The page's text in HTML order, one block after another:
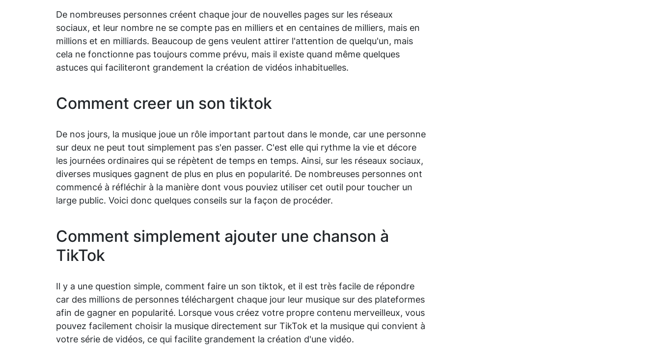
De nombreuses personnes créent chaque jour de nouvelles pages sur les réseaux
sociaux, et leur nombre ne se compte pas en milliers et en centaines de milliers, mais en
millions et en milliards. Beaucoup de gens veulent attirer l'attention de quelqu'un, mais
cela ne fonctionne pas toujours comme prévu, mais il existe quand même quelques
astuces qui faciliteront grandement la création de vidéos inhabituelles.
Comment creer un son tiktok
De nos jours, la musique joue un rôle important partout dans le monde, car une personne
sur deux ne peut tout simplement pas s'en passer. C'est elle qui rythme la vie et décore
les journées ordinaires qui se répètent de temps en temps. Ainsi, sur les réseaux sociaux,
diverses musiques gagnent de plus en plus en popularité. De nombreuses personnes ont
commencé à réfléchir à la manière dont vous pouviez utiliser cet outil pour toucher un
large public. Voici donc quelques conseils sur la façon de procéder.
Comment simplement ajouter une chanson à
TikTok
Il y a une question simple, comment faire un son tiktok, et il est très facile de répondre
car des millions de personnes téléchargent chaque jour leur musique sur des plateformes
afin de gagner en popularité. Lorsque vous créez votre propre contenu merveilleux, vous
pouvez facilement choisir la musique directement sur TikTok et la musique qui convient à
votre série de vidéos, ce qui facilite grandement la création d'une vidéo.